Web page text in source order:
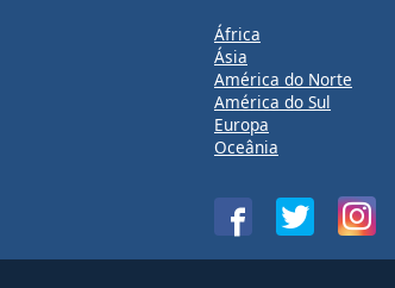
África
Ásia
América do Norte
América do Sul
Europa
Oceânia